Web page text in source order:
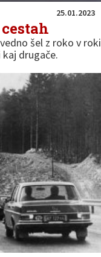
25.01.2023
šel z roko v roki
drugače.